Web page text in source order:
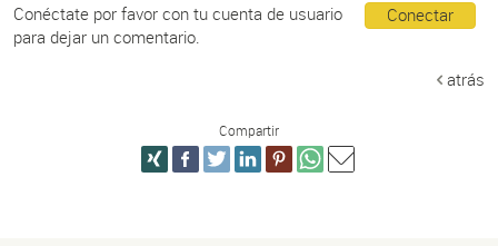
Conectar
Conéctate por favor con tu cuenta de usuario
para dejar un comentario.
atrás
Compartir